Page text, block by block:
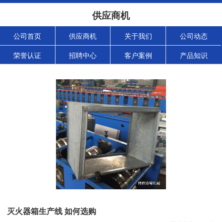
供应商机
公司首页 供应商机 关于我们 公司动态
荣誉认证 招聘中心 客户案例 产品知识
灭火器箱生产线 如何选购